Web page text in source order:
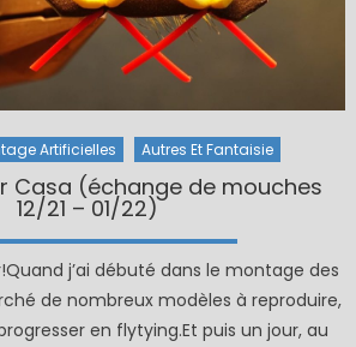
Artificielles Autres Et Fantaisie
Casa (échange de mouches
12/21 – 01/22)
j’ai débuté dans le montage des
de nombreux modèles à reproduire,
en flytying.Et puis un jour, au